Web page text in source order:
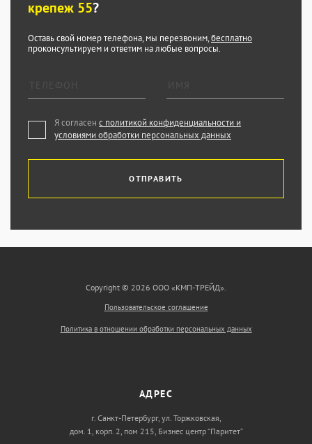
крепеж 55?
Оставь свой номер телефона, мы перезвоним,бесплатно
проконсультируем и ответим на любые вопросы.
Я согласен с политикой конфиденциальности и
условиями обработки персональных данных
ОТПРАВИТЬ
Copyright © 2026 ООО «КМП-ТРЕЙД».
Пользовательское соглашение
Политика в отношении обработки персональных данных
АДРЕС
г. Санкт-Петербург, ул. Торжковская,
дом. 1, корп. 2, пом 215, Бизнес центр “Паритет”